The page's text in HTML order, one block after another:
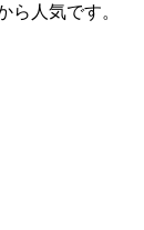
ら人気です。